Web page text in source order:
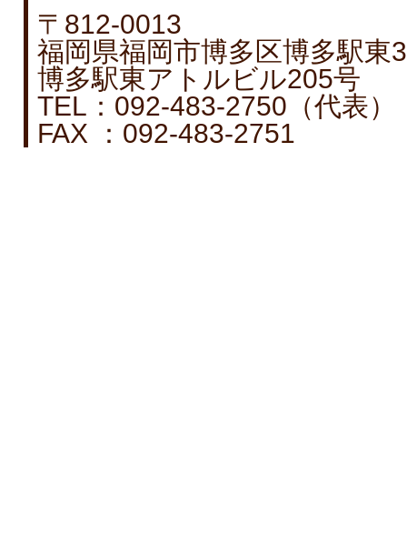
〒812-0013
福岡県福岡市博多区博多駅東
博多駅東アトルビル205号
TEL：092-483-2750（代表）
FAX ：092-483-2751